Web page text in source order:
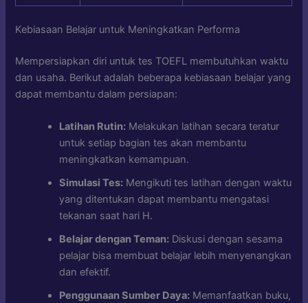
Kebiasaan Belajar untuk Meningkatkan Performa
Mempersiapkan diri untuk tes TOEFL membutuhkan waktu
dan usaha. Berikut adalah beberapa kebiasaan belajar yang
dapat membantu dalam persiapan:
Latihan Rutin: Melakukan latihan secara teratur
untuk setiap bagian tes akan membantu
meningkatkan kemampuan.
Simulasi Tes: Mengikuti tes latihan dengan waktu
yang ditentukan dapat membantu mengatasi
tekanan saat hari H.
Belajar dengan Teman: Diskusi dengan sesama
pelajar bisa membuat belajar lebih menyenangkan
dan efektif.
Penggunaan Sumber Daya: Memanfaatkan buku,